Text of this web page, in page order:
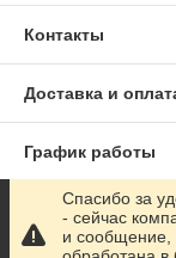
Контакты
Доставка и
График работы
Полная версия
Спасибо за
- сейчас
и